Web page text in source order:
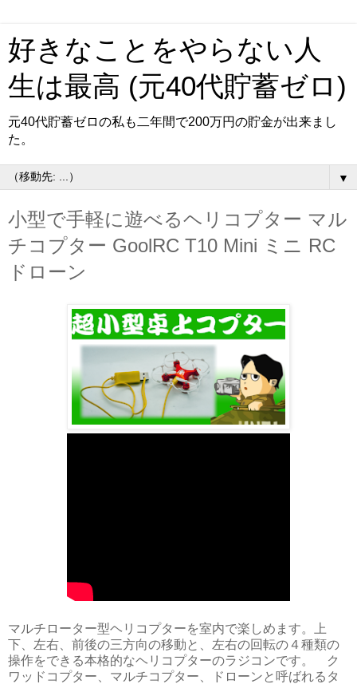
好きなことをやらない人
生は最高 (元40代貯蓄ゼロ)
元40代貯蓄ゼロの私も二年間で200万円の貯金が出来まし
た。
▼
小型で手軽に遊べるヘリコプター マル
チコプター GoolRC T10 Mini ミニ RC
ドローン
マルチローター型ヘリコプターを室内で楽しめます。上
下、左右、前後の三方向の移動と、左右の回転の４種類の
操作をできる本格的なヘリコプターのラジコンです。 ク
ワッドコプター、マルチコプター、ドローンと呼ばれるタ